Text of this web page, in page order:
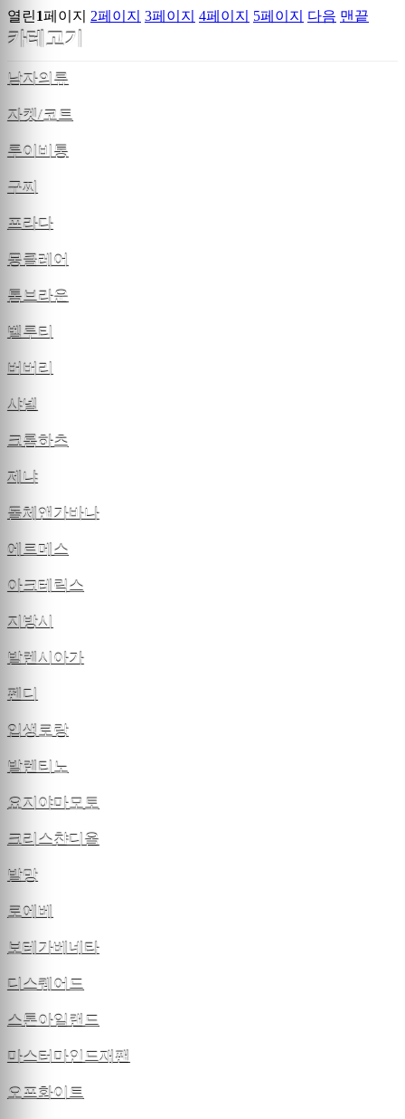
열린1페이지 2페이지 3페이지 4페이지 5페이지 다음 맨끝
카테고기
남자의류
자켓/코트
루이비통
구찌
프라다
몽클레어
톰브라운
벨루티
버버리
샤넬
크롬하츠
제냐
돌체앤가바나
에르메스
아크테릭스
지방시
발렌시아가
펜디
입생로랑
발렌티노
요지야마모토
크리스챤디올
발망
로에베
보테가베네타
디스퀘어드
스톤아일랜드
마스터마인드재팬
오프화이트